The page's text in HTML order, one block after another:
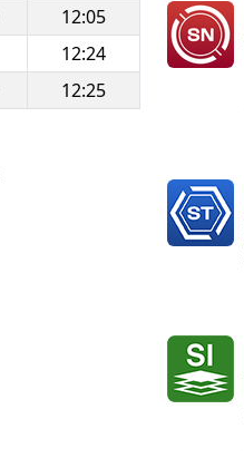
12:05
12:24
12:25